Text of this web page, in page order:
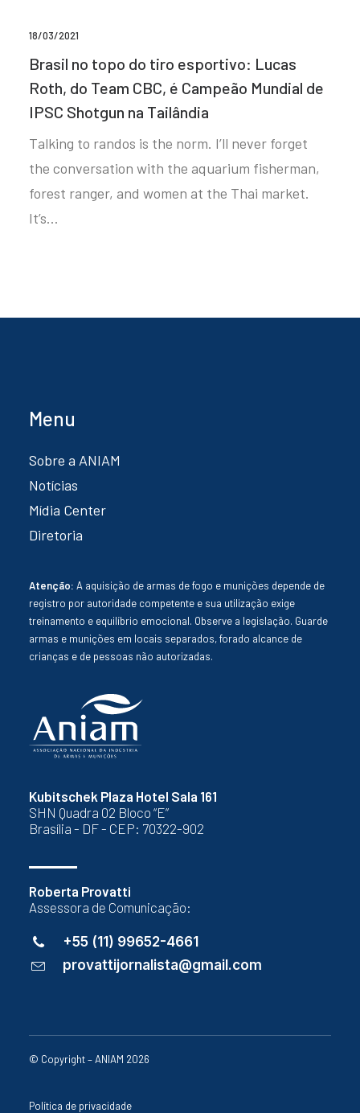
18/03/2021
Brasil no topo do tiro esportivo: Lucas
Roth, do Team CBC, é Campeão Mundial de
IPSC Shotgun na Tailândia
Talking to randos is the norm. I’ll never forget
the conversation with the aquarium fisherman,
forest ranger, and women at the Thai market.
It’s…
Kubitschek Plaza Hotel Sala 161
SHN Quadra 02 Bloco “E”
Brasília - DF - CEP: 70322-902
Roberta Provatti
Assessora de Comunicação:
+55 (11) 99652-4661
provattijornalista@gmail.com
Menu
Sobre a ANIAM
Notícias
Mídia Center
Diretoria
Atenção: A aquisição de armas de fogo e munições depende de
registro por autoridade competente e sua utilização exige
treinamento e equilíbrio emocional. Observe a legislação. Guarde
armas e munições em locais separados, forado alcance de
crianças e de pessoas não autorizadas.
© Copyright – ANIAM 2026
Política de privacidade